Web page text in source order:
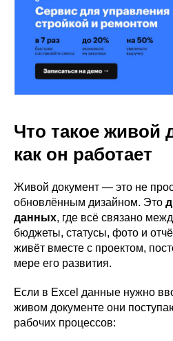
Что такое живой
как он работает
Живой документ — это не
обновлённым дизайном. Это
данных, где всё связано
бюджеты, статусы, фото и
живёт вместе с проектом,
мере его развития.
Если в Excel данные нужно
живом документе они
рабочих процессов: